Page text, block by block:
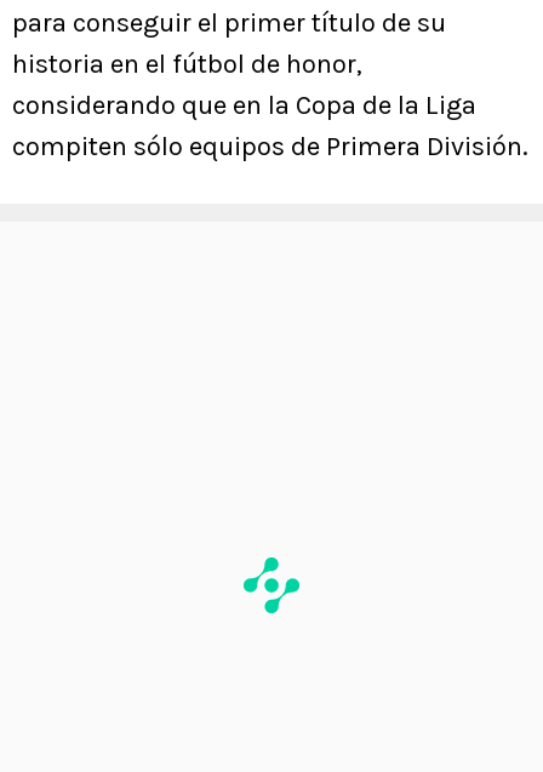
para conseguir el primer título de su
historia en el fútbol de honor,
considerando que en la Copa de la Liga
compiten sólo equipos de Primera División.